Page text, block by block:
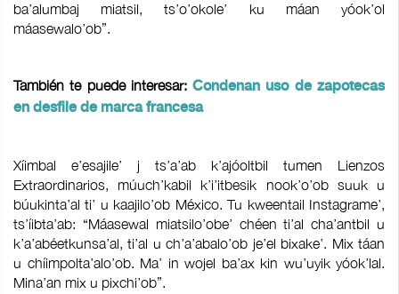
ba’alumbaj miatsil, ts’o’okole’ ku máan yóok’ol
máasewalo’ob”.
También te puede interesar:Condenan uso de zapotecas
en desfile de marca francesa
Xíimbal e’esajile’ j ts’a’ab k’ajóoltbil tumen Lienzos
Extraordinarios, múuch’kabil k’i’itbesik nook’o’ob suuk u
búukinta’al ti’ u kaajilo’ob México. Tu kweentail Instagrame’,
ts’íibta’ab: “Máasewal miatsilo’obe’ chéen ti’al cha’antbil u
k’a’abéetkunsa’al, ti’al u ch’a’abalo’ob je’el bixake’. Mix táan
u chíimpolta’alo’ob. Ma’ in wojel ba’ax kin wu’uyik yóok’lal.
Mina’an mix u pixchi’ob”.